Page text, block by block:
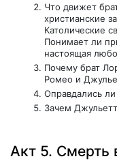
Что движет
христианские
Католические
Понимает ли
настоящая
Почему брат
Ромео и
Оправдались
Зачем
Акт 5. Смерть